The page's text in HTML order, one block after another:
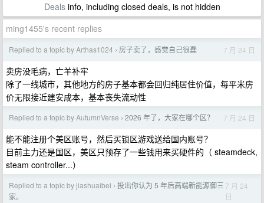
Dealsinfo, including closed deals, is not hidden
ming1455's recent replies
Replied to a topic by Arthas1024 › 房子卖了，感觉自己很蠢 7 月 24 日
卖房没毛病，亡羊补牢
除了一线城市，其他地方的房子基本都会回归纯居住价值，每平米房
价无限接近建安成本，基本丧失流动性
Replied to a topic by AutumnVerse › 2026 年了，大家在哪个区？ 7 月 24 日
能不能注册个美区账号，然后买锁区游戏送给国内账号？
目前主力还是国区，美区只预存了一些钱用来买硬件的（ steamdeck,
steam controller...）
Replied to a topic by jiashuaibei › 投出你认为 5 年后高端新能源御三
家。
7 月 24
日